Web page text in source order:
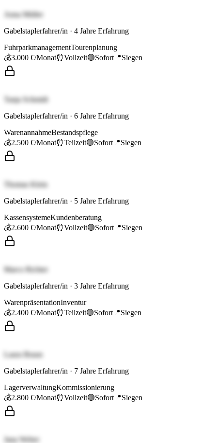
Anna Müller
Gabelstaplerfahrer/in · 4 Jahre Erfahrung
FuhrparkmanagementTourenplanung
💰3.000 €/Monat⏰Vollzeit🟢Sofort 📍Siegen
Tanja Schmidt
Gabelstaplerfahrer/in · 6 Jahre Erfahrung
WarenannahmeBestandspflege
💰2.500 €/Monat⏰Teilzeit🟢Sofort 📍Siegen
Thomas Klein
Gabelstaplerfahrer/in · 5 Jahre Erfahrung
KassensystemeKundenberatung
💰2.600 €/Monat⏰Vollzeit🟢Sofort 📍Siegen
Marco Richter
Gabelstaplerfahrer/in · 3 Jahre Erfahrung
WarenpräsentationInventur
💰2.400 €/Monat⏰Teilzeit🟢Sofort 📍Siegen
Laura Braun
Gabelstaplerfahrer/in · 7 Jahre Erfahrung
LagerverwaltungKommissionierung
💰2.800 €/Monat⏰Vollzeit🟢Sofort 📍Siegen
Jana Weber